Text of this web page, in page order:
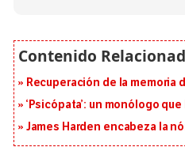
Recuperación de la memoria
‘Psicópata’: un monólogo
James Harden encabeza la